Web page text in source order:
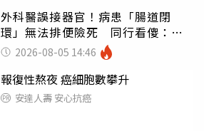
外科醫誤接器官！病患「腸道閉
環」無法排便險死 同行看傻：糟
糕至極
2026-08-05 14:46
報復性熬夜 癌細胞數攀升
安達人壽 安心抗癌